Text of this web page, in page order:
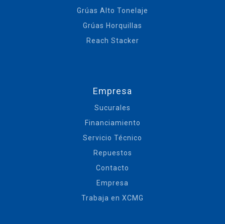
Grúas Alto Tonelaje
Grúas Horquillas
Reach Stacker
Empresa
Sucurales
Financiamiento
Servicio Técnico
Repuestos
Contacto
Empresa
Trabaja en XCMG